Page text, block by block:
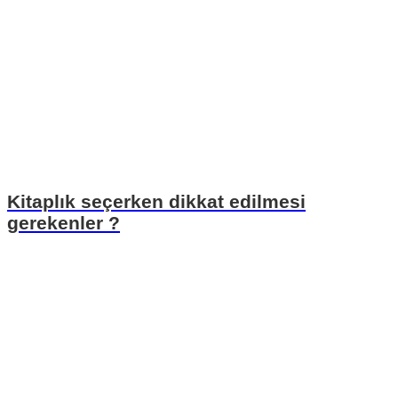
Kitaplık seçerken dikkat edilmesi
gerekenler ?